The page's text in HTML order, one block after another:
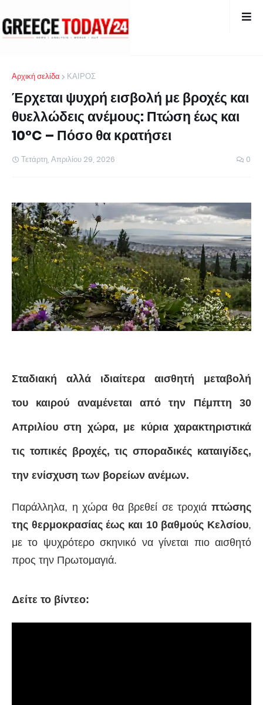
Αρχική σελίδα ΚΑΙΡΟΣ
Έρχεται ψυχρή εισβολή με βροχές και
θυελλώδεις ανέμους: Πτώση έως και
10°C – Πόσο θα κρατήσει
Τετάρτη, Απριλίου 29, 2026 0
Σταδιακή αλλά ιδιαίτερα αισθητή μεταβολή
του καιρού αναμένεται από την Πέμπτη 30
Απριλίου στη χώρα, με κύρια χαρακτηριστικά
τις τοπικές βροχές, τις σποραδικές καταιγίδες,
την ενίσχυση των βορείων ανέμων.
Παράλληλα, η χώρα θα βρεθεί σε τροχιά πτώσης
της θερμοκρασίας έως και 10 βαθμούς Κελσίου,
με το ψυχρότερο σκηνικό να γίνεται πιο αισθητό
προς την Πρωτομαγιά.
Δείτε το βίντεο: